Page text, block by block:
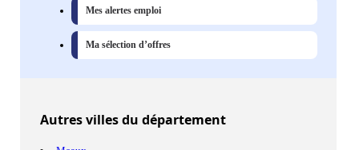
Mes alertes emploi
Ma sélection d’offres
Autresvillesdu département